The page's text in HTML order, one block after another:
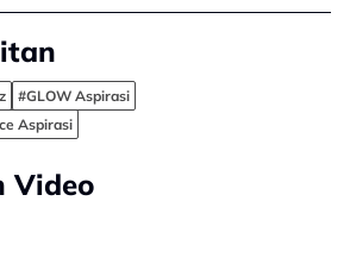
#GLOW Aspirasi
Aspirasi
Video